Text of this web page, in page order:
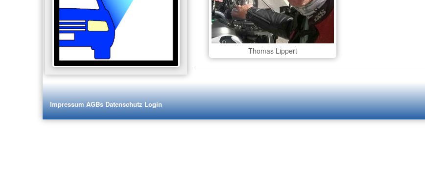
Thomas Lippert
Impressum AGBs Datenschutz Login